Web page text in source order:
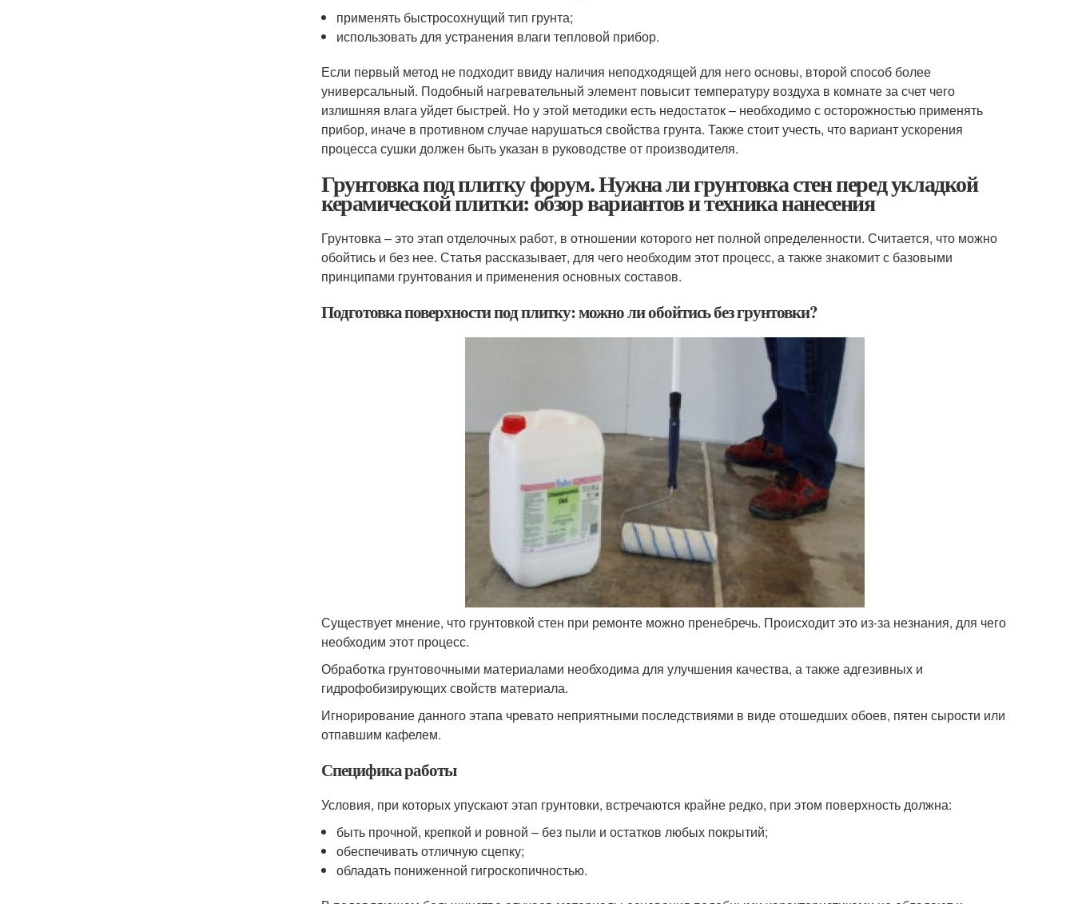
применять быстросохнущий тип грунта;
использовать для устранения влаги тепловой прибор.
Если первый метод не подходит ввиду наличия неподходящей для него основы, второй способ более
универсальный. Подобный нагревательный элемент повысит температуру воздуха в комнате за счет чего
излишняя влага уйдет быстрей. Но у этой методики есть недостаток – необходимо с осторожностью применять
прибор, иначе в противном случае нарушаться свойства грунта. Также стоит учесть, что вариант ускорения
процесса сушки должен быть указан в руководстве от производителя.
Грунтовка под плитку форум. Нужна ли грунтовка стен перед укладкой
керамической плитки: обзор вариантов и техника нанесения
Грунтовка – это этап отделочных работ, в отношении которого нет полной определенности. Считается, что можно
обойтись и без нее. Статья рассказывает, для чего необходим этот процесс, а также знакомит с базовыми
принципами грунтования и применения основных составов.
Подготовка поверхности под плитку: можно ли обойтись без грунтовки?
Существует мнение, что грунтовкой стен при ремонте можно пренебречь. Происходит это из-за незнания, для чего
необходим этот процесс.
Обработка грунтовочными материалами необходима для улучшения качества, а также адгезивных и
гидрофобизирующих свойств материала.
Игнорирование данного этапа чревато неприятными последствиями в виде отошедших обоев, пятен сырости или
отпавшим кафелем.
Специфика работы
Условия, при которых упускают этап грунтовки, встречаются крайне редко, при этом поверхность должна:
быть прочной, крепкой и ровной – без пыли и остатков любых покрытий;
обеспечивать отличную сцепку;
обладать пониженной гигроскопичностью.